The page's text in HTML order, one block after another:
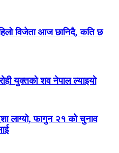
विजेता आज छानिदै, कति छ
युक्तको शव नेपाल ल्याइयो
लाग्यो, फागुन २१ को चुनाव